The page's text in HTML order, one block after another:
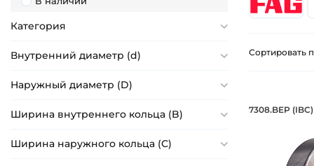
Категория
Внутренний диаметр (d)
Наружный диаметр (D)
Ширина внутреннего кольца (B)
Ширина наружного кольца (С)
Сортировать
7308.BEP (IBC)